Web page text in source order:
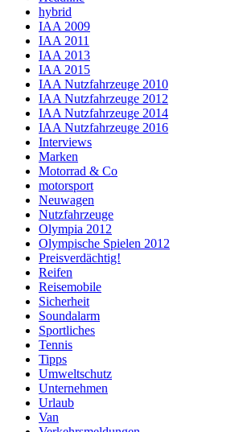
hybrid
IAA 2009
IAA 2011
IAA 2013
IAA 2015
IAA Nutzfahrzeuge 2010
IAA Nutzfahrzeuge 2012
IAA Nutzfahrzeuge 2014
IAA Nutzfahrzeuge 2016
Interviews
Marken
Motorrad & Co
motorsport
Neuwagen
Nutzfahrzeuge
Olympia 2012
Olympische Spielen 2012
Preisverdächtig!
Reifen
Reisemobile
Sicherheit
Soundalarm
Sportliches
Tennis
Tipps
Umweltschutz
Unternehmen
Urlaub
Van